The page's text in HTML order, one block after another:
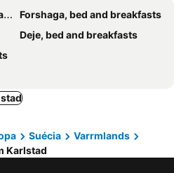
Forshaga, bed and breakfasts
Deje, bed and breakfasts
Suécia
Varrmlands
Karlstad